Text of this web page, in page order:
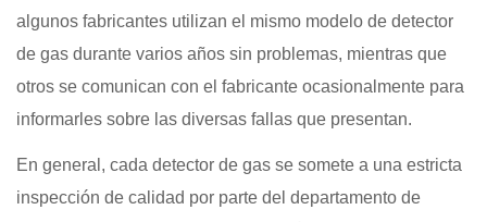
algunos fabricantes utilizan el mismo modelo de detector
de gas durante varios años sin problemas, mientras que
otros se comunican con el fabricante ocasionalmente para
informarles sobre las diversas fallas que presentan.
En general, cada detector de gas se somete a una estricta
inspección de calidad por parte del departamento de